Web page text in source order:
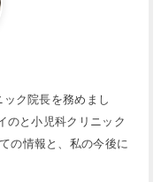
ク院長を務めまし
のと小児科クリニック
の情報と、私の今後に